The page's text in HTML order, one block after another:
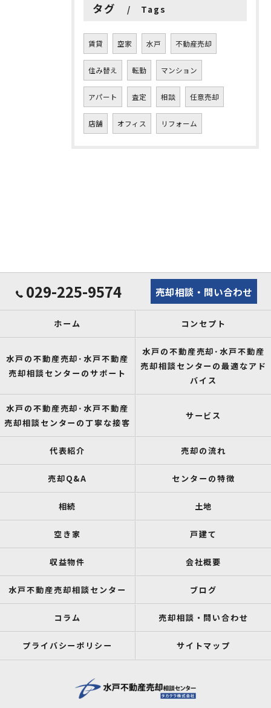
タグ Tags
賃貸 空家 水戸 不動産売却
住み替え 転勤 マンション
アパート 査定 相談 任意売却
店舗 オフィス リフォーム
029-225-9574 売却相談・問い合わせ
ホーム コンセプト
水戸の不動産売却･水戸不動産
売却相談センターのサポート
水戸の不動産売却･水戸不動産
売却相談センターの最適なアド
バイス
水戸の不動産売却･水戸不動産
売却相談センターの丁寧な接客
サービス
代表紹介 売却の流れ
売却Q&A センターの特徴
相続 土地
空き家 戸建て
収益物件 会社概要
水戸不動産売却相談センター ブログ
コラム 売却相談・問い合わせ
プライバシーポリシー サイトマップ